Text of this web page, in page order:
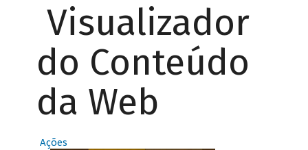
Visualizador
do Conteúdo
da Web
Ações